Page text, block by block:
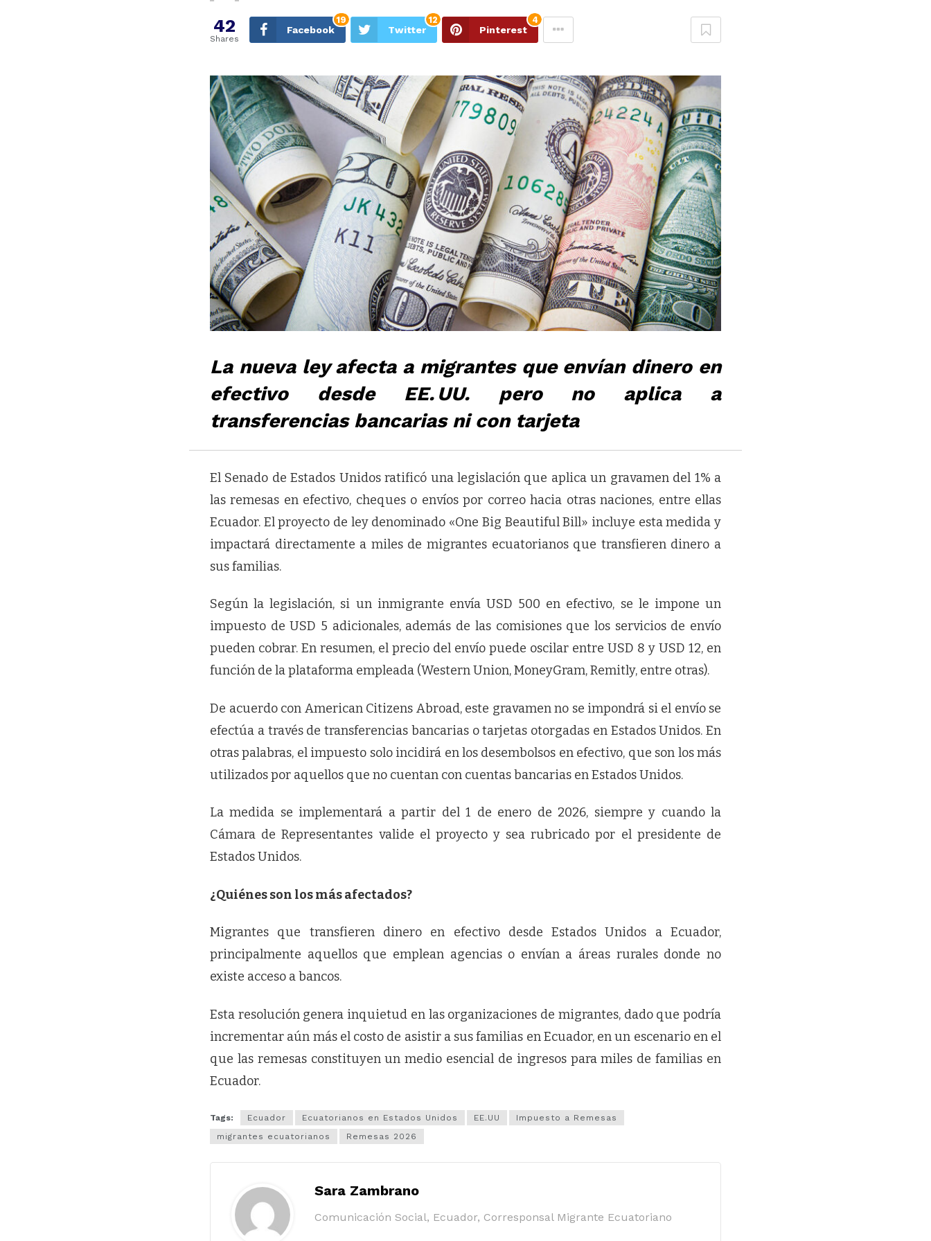
42
Shares
Facebook
19
Twitter
12
Pinterest
4
La nueva ley afecta a migrantes que envían dinero en
efectivo desde EE. UU. pero no aplica a
transferencias bancarias ni con tarjeta
El Senado de Estados Unidos ratificó una legislación que aplica un gravamen del 1% a
las remesas en efectivo, cheques o envíos por correo hacia otras naciones, entre ellas
Ecuador. El proyecto de ley denominado «One Big Beautiful Bill» incluye esta medida y
impactará directamente a miles de migrantes ecuatorianos que transfieren dinero a
sus familias.
Según la legislación, si un inmigrante envía USD 500 en efectivo, se le impone un
impuesto de USD 5 adicionales, además de las comisiones que los servicios de envío
pueden cobrar. En resumen, el precio del envío puede oscilar entre USD 8 y USD 12, en
función de la plataforma empleada (Western Union, MoneyGram, Remitly, entre otras).
De acuerdo con American Citizens Abroad, este gravamen no se impondrá si el envío se
efectúa a través de transferencias bancarias o tarjetas otorgadas en Estados Unidos. En
otras palabras, el impuesto solo incidirá en los desembolsos en efectivo, que son los más
utilizados por aquellos que no cuentan con cuentas bancarias en Estados Unidos.
La medida se implementará a partir del 1 de enero de 2026, siempre y cuando la
Cámara de Representantes valide el proyecto y sea rubricado por el presidente de
Estados Unidos.
¿Quiénes son los más afectados?
Migrantes que transfieren dinero en efectivo desde Estados Unidos a Ecuador,
principalmente aquellos que emplean agencias o envían a áreas rurales donde no
existe acceso a bancos.
Esta resolución genera inquietud en las organizaciones de migrantes, dado que podría
incrementar aún más el costo de asistir a sus familias en Ecuador, en un escenario en el
que las remesas constituyen un medio esencial de ingresos para miles de familias en
Ecuador.
Tags: Ecuador Ecuatorianos en Estados Unidos EE.UU
Impuesto a Remesas
migrantes ecuatorianos
Remesas 2026
Sara Zambrano
Comunicación Social, Ecuador, Corresponsal Migrante Ecuatoriano